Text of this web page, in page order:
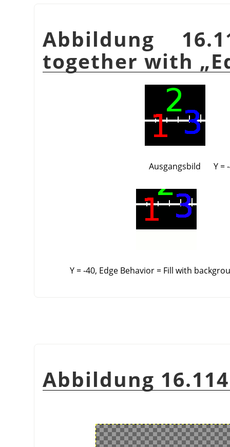
Abbildung
together with „
Ausgangsbild Y =
Y = -40, Edge Behavior = Fill with
Abbildung